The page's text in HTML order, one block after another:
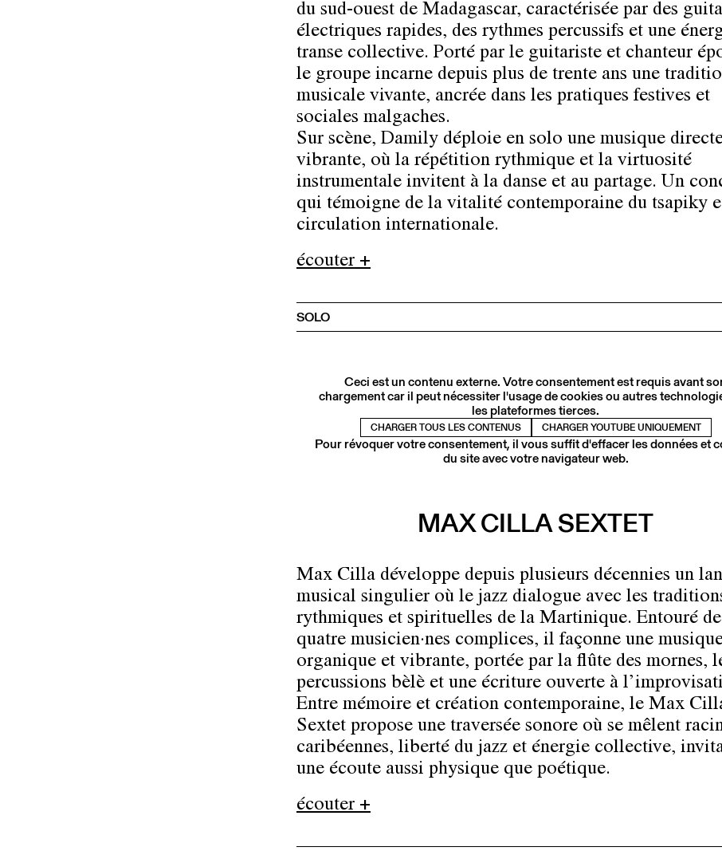
du sud-ouest de Madagascar, caractérisée par des
électriques rapides, des rythmes percussifs et une
transe collective. Porté par le guitariste et chanteur
le groupe incarne depuis plus de trente ans une
musicale vivante, ancrée dans les pratiques festives et
sociales malgaches.
Sur scène, Damily déploie en solo une musique
vibrante, où la répétition rythmique et la virtuosité
instrumentale invitent à la danse et au partage. Un
qui témoigne de la vitalité contemporaine du tsapiky
circulation internationale.
écouter +
SOLO
Ceci est un contenu externe. Votre consentement est requis avant
chargement car il peut nécessiter l'usage de cookies ou autres
les plateformes tierces.
CHARGER TOUS LES CONTENUS CHARGER YOUTUBE UNIQUEMENT
Pour révoquer votre consentement, il vous suffit d'effacer les données et
du site avec votre navigateur web.
MAX CILLA SEXTET
Max Cilla développe depuis plusieurs décennies un
musical singulier où le jazz dialogue avec les
rythmiques et spirituelles de la Martinique. Entouré de
quatre musicien·nes complices, il façonne une
organique et vibrante, portée par la flûte des mornes,
percussions bèlè et une écriture ouverte à
Entre mémoire et création contemporaine, le Max
Sextet propose une traversée sonore où se mêlent
caribéennes, liberté du jazz et énergie collective,
une écoute aussi physique que poétique.
écouter +